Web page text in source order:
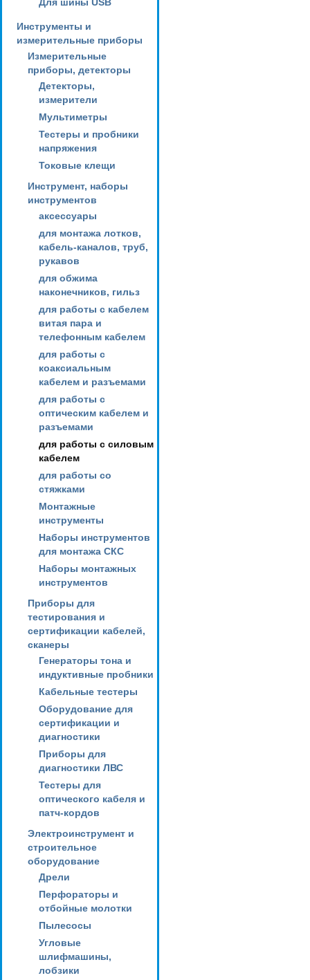
Инструменты и
измерительные приборы
Измерительные
приборы, детекторы
Детекторы,
измерители
Мультиметры
Тестеры и пробники
напряжения
Токовые клещи
Инструмент, наборы
инструментов
аксессуары
для монтажа лотков,
кабель-каналов, труб,
рукавов
для обжима
наконечников, гильз
для работы с кабелем
витая пара и
телефонным кабелем
для работы с
коаксиальным
кабелем и разъемами
для работы с
оптическим кабелем и
разъемами
для работы с силовым
кабелем
для работы со
стяжками
Монтажные
инструменты
Наборы инструментов
для монтажа СКС
Наборы монтажных
инструментов
Приборы для
тестирования и
сертификации кабелей,
сканеры
Генераторы тона и
индуктивные пробники
Кабельные тестеры
Оборудование для
сертификации и
диагностики
Приборы для
диагностики ЛВС
Тестеры для
оптического кабеля и
патч-кордов
Электроинструмент и
строительное
оборудование
Дрели
Перфораторы и
отбойные молотки
Пылесосы
Угловые
шлифмашины,
лобзики